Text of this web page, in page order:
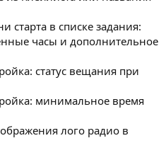
старта в списке задания:
часы и дополнительное
статус вещания при
минимальное время
лого радио в